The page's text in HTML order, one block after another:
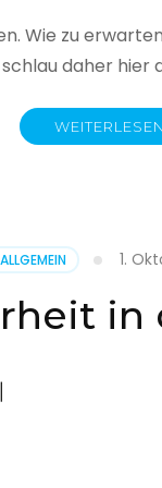
Wie zu
daher hier
WEITERLESEN
ALLGEMEIN 1.